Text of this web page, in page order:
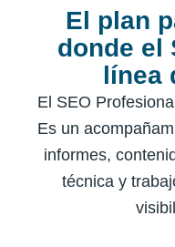
El plan
donde el
línea
El SEO
Es un
informes,
técnica y